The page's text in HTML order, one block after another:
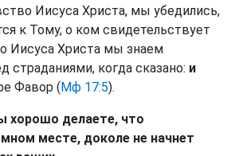
Иисуса Христа, мы убедились,
к Тому, о ком свидетельствует
Иисуса Христа мы знаем
страданиями, когда сказано: и
Фавор (Мф 17:5).
хорошо делаете, что
месте, доколе не начнет